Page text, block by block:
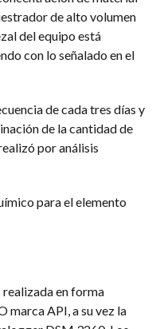
de alto volumen
del equipo está
con lo señalado en el
de cada tres días y
de la cantidad de
por análisis
para el elemento
realizada en forma
marca API, a su vez la